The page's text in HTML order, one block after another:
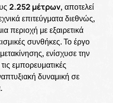
2.252 μέτρων, αποτελεί
επιτεύγματα διεθνώς,
περιοχή με εξαιρετικά
συνθήκες. Το έργο
ενίσχυσε την
εμπορευματικές
δυναμική σε